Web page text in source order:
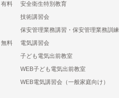
有料
安全衛生特別教育
技術講習会
保安管理業務講習・保安管理業務訓練
無料
電気講習会
子ども電気出前教室
WEB子ども電気出前教室
WEB電気講習会（一般家庭向け）